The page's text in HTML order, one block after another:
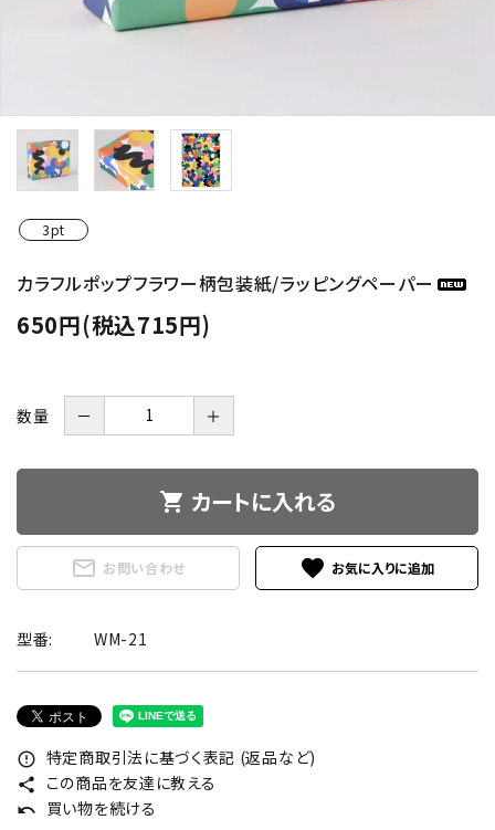
3pt
カラフルポップフラワー柄包装紙/ラッピングペーパー
650円(税込715円)
数量 － ＋
shopping_cart カートに入れる
mail_outline お問い合わせ favorite
型番: WM-21
error_outline 特定商取引法に基づく表記 (返品など)
share この商品を友達に教える
undo 買い物を続ける